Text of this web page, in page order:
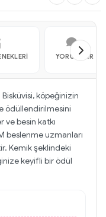
YORUMLAR
köpeğinizin
ödüllendirilmesini
ve besin katkı
beslenme uzmanları
Kemik şeklindeki
keyifli bir ödül